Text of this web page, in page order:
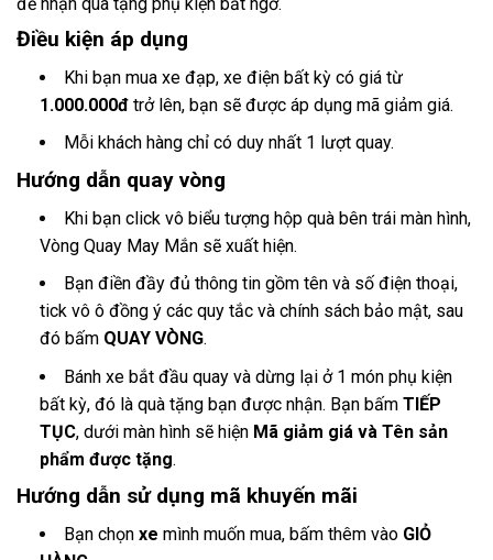
Điều kiện áp dụng
Khi bạn mua xe đạp, xe điện bất kỳ có giá từ
1.000.000đtrở lên, bạn sẽ được áp dụng mã giảm giá.
Mỗi khách hàng chỉ có duy nhất 1 lượt quay.
Hướng dẫn quay vòng
Khi bạn click vô biểu tượng hộp quà bên trái màn hình,
Vòng Quay May Mắn sẽ xuất hiện.
Bạn điền đầy đủ thông tin gồm tên và số điện thoại,
tick vô ô đồng ý các quy tắc và chính sách bảo mật, sau
đó bấm QUAY VÒNG.
Bánh xe bắt đầu quay và dừng lại ở 1 món phụ kiện
bất kỳ, đó là quà tặng bạn được nhận. Bạn bấm TIẾP
TỤC, dưới màn hình sẽ hiện Mã giảm giá và Tên sản
phẩm được tặng.
Hướng dẫn sử dụng mã khuyến mãi
Bạn chọn xe mình muốn mua, bấm thêm vào GIỎ